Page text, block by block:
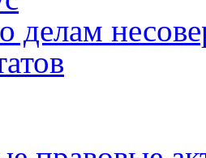
делам